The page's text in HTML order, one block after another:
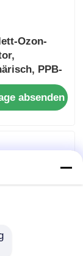
Ozon-
PPB-
absenden